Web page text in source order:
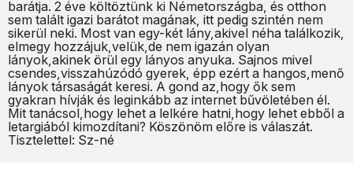
barátja. 2 éve költöztünk ki Németországba, és otthon
sem talált igazi barátot magának, itt pedig szintén nem
sikerül neki. Most van egy-két lány,akivel néha találkozik,
elmegy hozzájuk,velük,de nem igazán olyan
lányok,akinek örül egy lányos anyuka. Sajnos mivel
csendes,visszahúzódó gyerek, épp ezért a hangos,menő
lányok társaságát keresi. A gond az,hogy ők sem
gyakran hívják és leginkább az internet bűvöletében él.
Mit tanácsol,hogy lehet a lelkére hatni,hogy lehet ebből a
letargiából kimozdítani? Köszönöm előre is válaszát.
Tisztelettel: Sz-né